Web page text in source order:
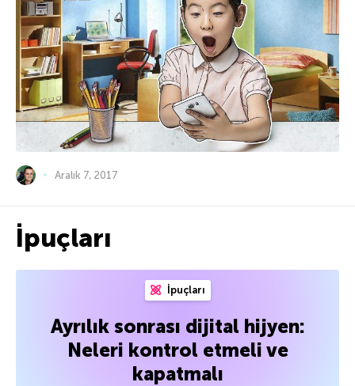
Aralık 7, 2017
İpuçları
İpuçları
Ayrılık sonrası dijital hijyen:
Neleri kontrol etmeli ve
kapatmalı